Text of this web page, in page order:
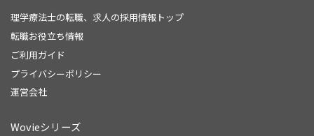
理学療法士の転職、求人の採用情報トップ
転職お役立ち情報
ご利用ガイド
プライバシーポリシー
運営会社
Wovieシリーズ